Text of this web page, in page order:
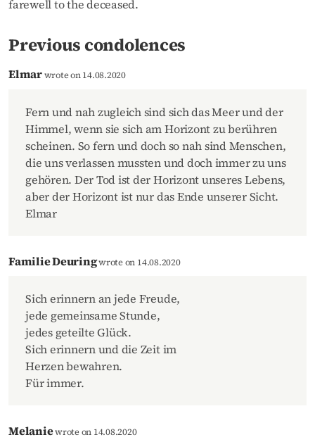
farewell to the deceased.
Previous condolences
Elmarwrote on 14.08.2020
Fern und nah zugleich sind sich das Meer und der
Himmel, wenn sie sich am Horizont zu berühren
scheinen. So fern und doch so nah sind Menschen,
die uns verlassen mussten und doch immer zu uns
gehören. Der Tod ist der Horizont unseres Lebens,
aber der Horizont ist nur das Ende unserer Sicht.
Elmar
Familie Deuringwrote on 14.08.2020
Sich erinnern an jede Freude,
jede gemeinsame Stunde,
jedes geteilte Glück.
Sich erinnern und die Zeit im
Herzen bewahren.
Für immer.
Melaniewrote on 14.08.2020